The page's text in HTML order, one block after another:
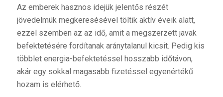
Az emberek hasznos idejük jelentős részét
jövedelmük megkeresésével töltik aktív éveik alatt,
ezzel szemben az az idő, amit a megszerzett javak
befektetésére fordítanak aránytalanul kicsit. Pedig kis
többlet energia-befektetéssel hosszabb időtávon,
akár egy sokkal magasabb fizetéssel egyenértékű
hozam is elérhető.